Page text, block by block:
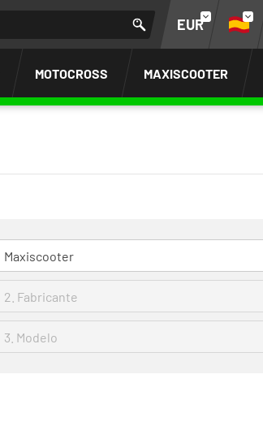
EUR
MOTOCROSS MAXISCOOTER